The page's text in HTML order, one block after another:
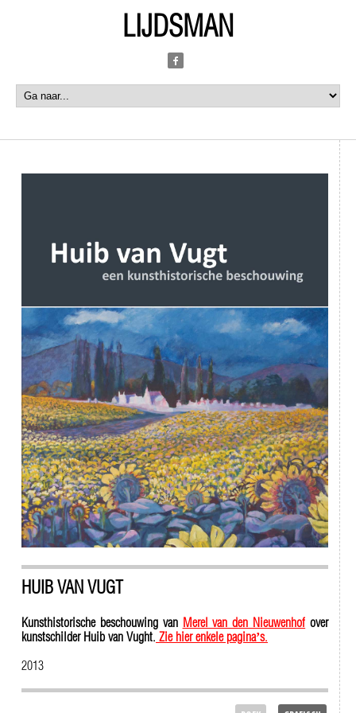
LIJDSMAN
HUIB VAN VUGT
Kunsthistorische beschouwing van Merel van den Nieuwenhof over
kunstschilder Huib van Vught. Zie hier enkele pagina’s.
2013